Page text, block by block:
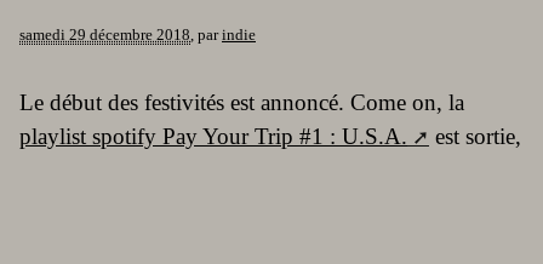
samedi 29 décembre 2018, parindie
Le début des festivités est annoncé. Come on, la
playlist spotify Pay Your Trip #1 : U.S.A.
est sortie,